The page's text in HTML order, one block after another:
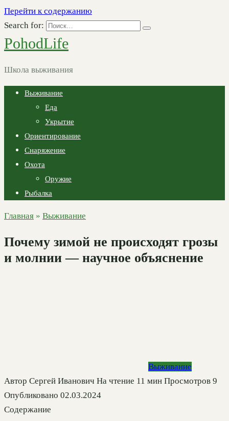
Перейти к содержанию
Search for:
PohodLife
Школа выживания
Выживание
Еда
Укрытие
Ориентирование
Снаряжение
Охота
Оружие
Рыбалка
Главная » Выживание
Почему зимой не происходят грозы
и молнии — научное объяснение
Выживание
Автор Сергей Иванович На чтение 11 мин Просмотров 9
Опубликовано 02.03.2024
Содержание